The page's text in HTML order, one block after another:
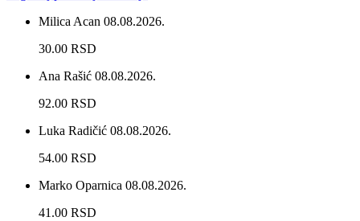
Milica Acan 08.08.2026.
30.00 RSD
Ana Rašić 08.08.2026.
92.00 RSD
Luka Radičić 08.08.2026.
54.00 RSD
Marko Oparnica 08.08.2026.
41.00 RSD